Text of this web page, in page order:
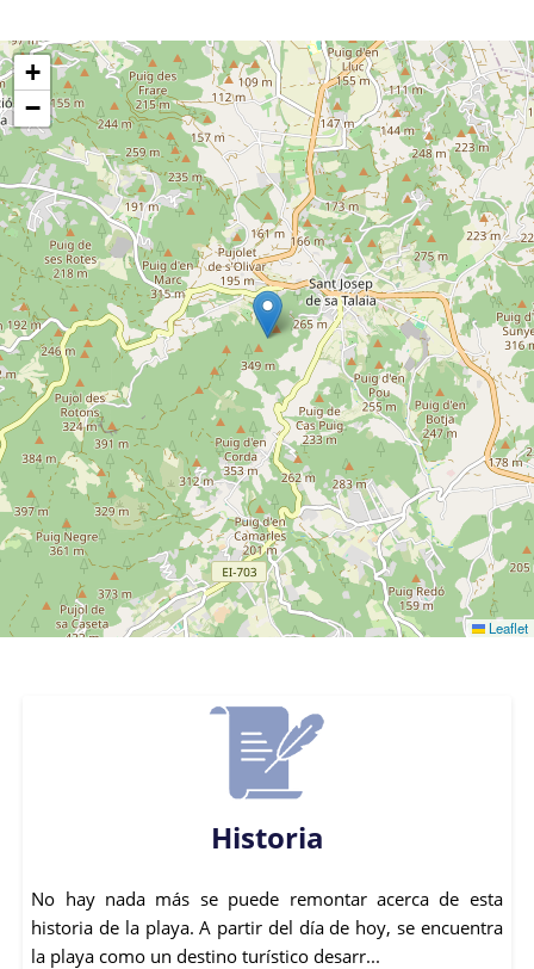
+
−
Leaflet
Historia
No hay nada más se puede remontar acerca de esta
historia de la playa. A partir del día de hoy, se encuentra
la playa como un destino turístico desarr...